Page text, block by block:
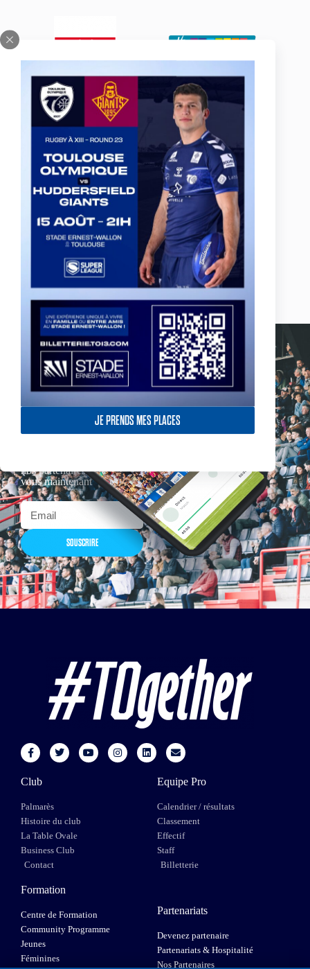
JE PRENDS MES PLACES
Actualités, nouveautés,
billetterie, remises
nos partenaires… Inscrivez-
vous maintenant
SOUSCRIRE
Club
Palmarès
Histoire du club
La Table Ovale
Business Club
Contact
Equipe Pro
Calendrier / résultats
Classement
Effectif
Staff
Billetterie
Formation
Centre de Formation
Community Programme
Jeunes
Féminines
Partenariats
Devenez partenaire
Partenariats & Hospitalité
Nos Partenaires